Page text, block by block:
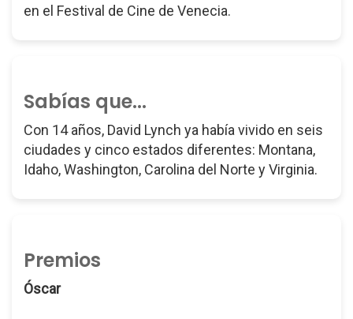
en el Festival de Cine de Venecia.
Sabías que...
Con 14 años, David Lynch ya había vivido en seis
ciudades y cinco estados diferentes: Montana,
Idaho, Washington, Carolina del Norte y Virginia.
Premios
Óscar